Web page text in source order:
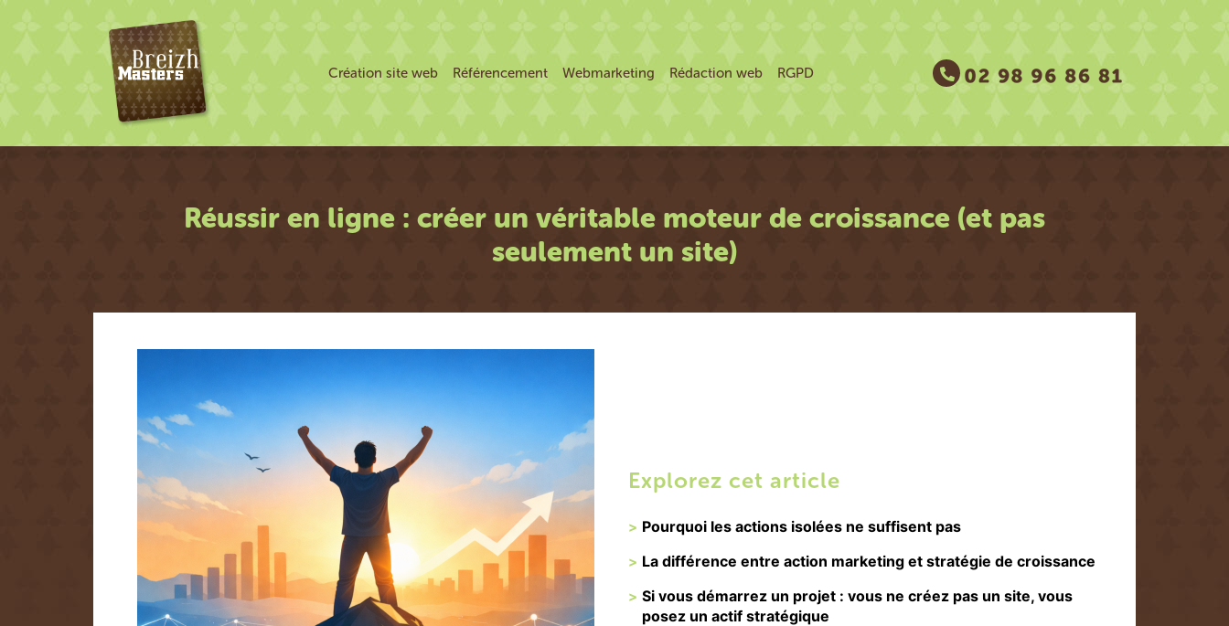
Création site web Référencement Webmarketing Rédaction web RGPD
Réussir en ligne : créer un véritable moteur de croissance (et pas
seulement un site)
Explorez cet article
Pourquoi les actions isolées ne suffisent pas
La différence entre action marketing et stratégie de croissance
Si vous démarrez un projet : vous ne créez pas un site, vous
posez un actif stratégique